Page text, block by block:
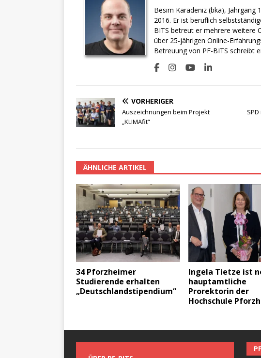
Besim Karadeniz (bka),
2016. Er ist beruflich
BITS betreut er mehrere weitere
über 25-jährigen Online-
Betreuung von PF-BITS schreibt
VORHERIGER
Auszeichnungen beim Projekt
„KLIMAfit“
ÄHNLICHE ARTIKEL
34 Pforzheimer
Studierende erhalten
„Deutschlandstipendium“
Ingela Tietze ist
hauptamtliche
Prorektorin der
Hochschule